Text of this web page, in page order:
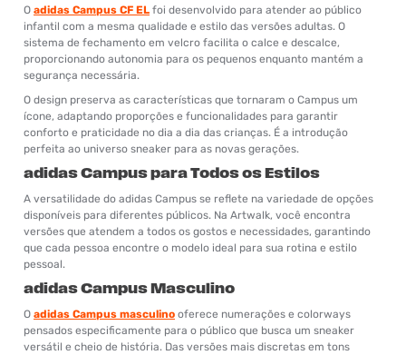
O adidas Campus CF EL foi desenvolvido para atender ao público
infantil com a mesma qualidade e estilo das versões adultas. O
sistema de fechamento em velcro facilita o calce e descalce,
proporcionando autonomia para os pequenos enquanto mantém a
segurança necessária.
O design preserva as características que tornaram o Campus um
ícone, adaptando proporções e funcionalidades para garantir
conforto e praticidade no dia a dia das crianças. É a introdução
perfeita ao universo sneaker para as novas gerações.
adidas Campus para Todos os Estilos
A versatilidade do adidas Campus se reflete na variedade de opções
disponíveis para diferentes públicos. Na Artwalk, você encontra
versões que atendem a todos os gostos e necessidades, garantindo
que cada pessoa encontre o modelo ideal para sua rotina e estilo
pessoal.
adidas Campus Masculino
O adidas Campus masculino oferece numerações e colorways
pensados especificamente para o público que busca um sneaker
versátil e cheio de história. Das versões mais discretas em tons